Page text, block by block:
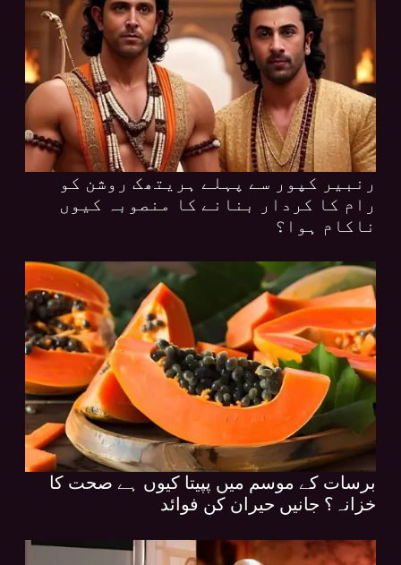
رنبیر کپور سے پہلے ہریتھک روشن کو
رام کا کردار بنانے کا منصوبہ کیوں
ناکام ہوا؟
برسات کے موسم میں پپیتا کیوں ہے صحت کا
خزانہ؟ جانیں حیران کن فوائد